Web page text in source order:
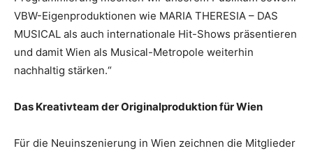
VBW-Eigenproduktionen wie MARIA THERESIA – DAS
MUSICAL als auch internationale Hit-Shows präsentieren
und damit Wien als Musical-Metropole weiterhin
nachhaltig stärken.“
Das Kreativteam der Originalproduktion für Wien
Für die Neuinszenierung in Wien zeichnen die Mitglieder